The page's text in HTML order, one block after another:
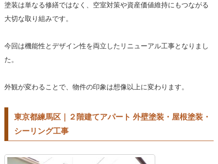
塗装は単なる修繕ではなく、空室対策や資産価値維持にもつながる
大切な取り組みです。
今回は機能性とデザイン性を両立したリニューアル工事となりまし
た。
外観が変わることで、物件の印象は想像以上に変わります。
東京都練馬区｜２階建てアパート 外壁塗装・屋根塗装・
シーリング工事